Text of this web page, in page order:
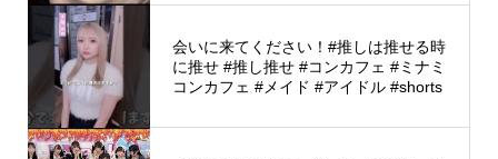
会いに来てください！#推しは推せる時
に推せ #推し推せ #コンカフェ #ミナミ
コンカフェ #メイド #アイドル #shorts